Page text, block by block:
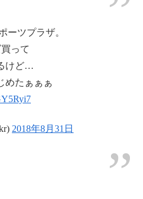
ーツプラザ。
って
けど…
めたぁぁぁ
2018年8月31日